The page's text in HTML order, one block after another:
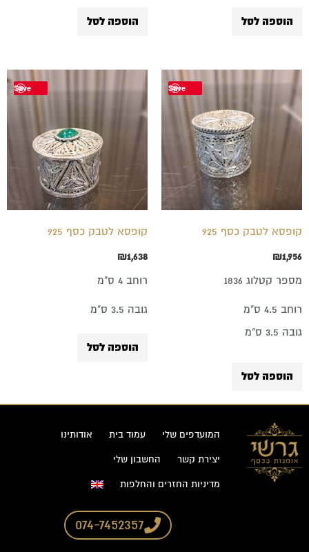
הוספה לסל הוספה לסל
Save
קופסא לטבק כסף 925
₪1,956
מספר קטלוג 1836
רוחב 4.5 ס"מ
גובה 3.5 ס"מ
הוספה לסל
Save
קופסא לטבק כסף 925
₪1,638
רוחב 4 ס"מ
גובה 3.5 ס"מ
הוספה לסל
המועדפים שלי עמוד בית אודותינו
יצירת קשר החשבון שלי
מדיניות החזרים והחלפות
074-7452357